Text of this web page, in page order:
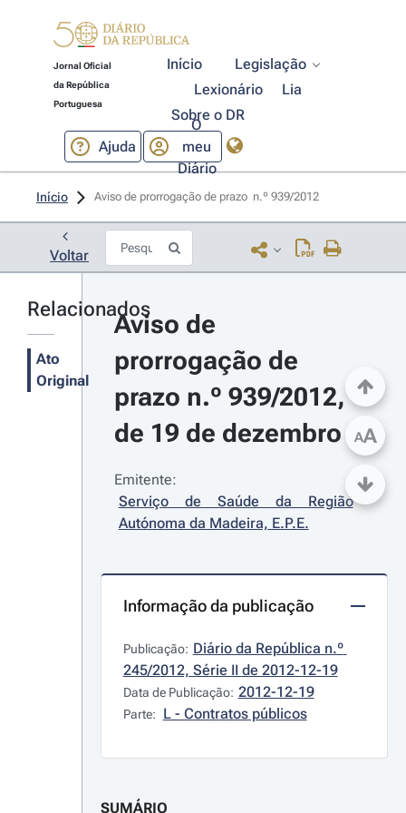
Jornal Oficial
da República
Portuguesa
Início
Legislação
Lexionário
Lia
Sobre o DR
Ajuda
O
meu
Diário
Início Aviso de prorrogação de prazo  n.º 939/2012
Voltar
Relacionados
Ato
Original
Aviso de
prorrogação de
prazo n.º 939/2012,
de 19 de dezembro
Emitente:
Serviço de Saúde da Região
Autónoma da Madeira, E.P.E.
Informação da publicação
Publicação: Diário da República n.º
245/2012, Série II de 2012-12-19
Data de Publicação: 2012-12-19
Parte: L - Contratos públicos
SUMÁRIO
AA